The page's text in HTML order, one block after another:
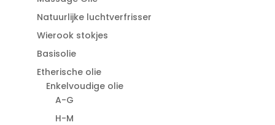
Natuurlijke luchtverfrisser
Wierook stokjes
Basisolie
Etherische olie
Enkelvoudige olie
A-G
H-M